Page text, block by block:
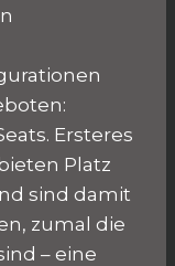
Ersteres
Platz
sind damit
zumal die
– eine